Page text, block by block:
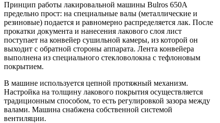
Принцип работы лакировальной машины Bulros 650A
предельно прост: на специальные валы (металлические и
резиновые) подается и равномерно распределяется лак. После
прокатки документа и нанесения лакового слоя лист
поступает на конвейер сушильной камеры, из которой он
выходит с обратной стороны аппарата. Лента конвейера
выполнена из специального стекловолокна с тефлоновым
покрытием.
В машине используется цепной протяжный механизм.
Настройка на толщину лакового покрытия осуществляется
традиционным способом, то есть регулировкой зазора между
валами. Машина снабжена собственной системой
вентиляции.